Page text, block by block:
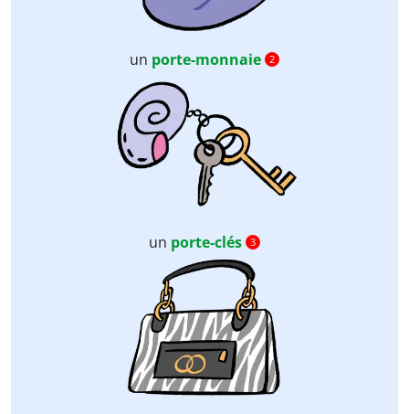
un porte-monnaie 2
un porte-clés 3